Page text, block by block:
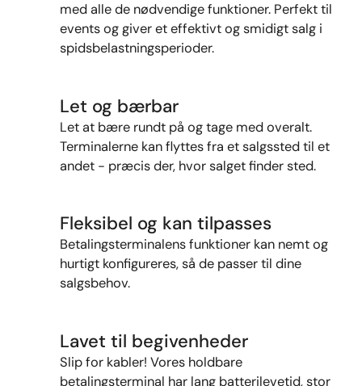
med alle de nødvendige funktioner. Perfekt til
events og giver et effektivt og smidigt salg i
spidsbelastningsperioder.
Let og bærbar
Let at bære rundt på og tage med overalt.
Terminalerne kan flyttes fra et salgssted til et
andet - præcis der, hvor salget finder sted.
Fleksibel og kan tilpasses
Betalingsterminalens funktioner kan nemt og
hurtigt konfigureres, så de passer til dine
salgsbehov.
Lavet til begivenheder
Slip for kabler! Vores holdbare
betalingsterminal har lang batterilevetid, stor